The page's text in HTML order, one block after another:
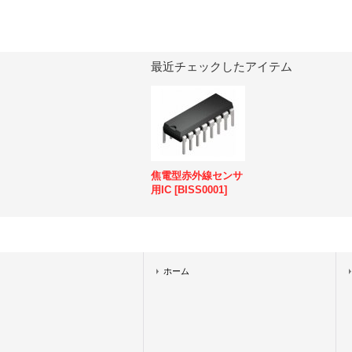
最近チェックしたアイテム
焦電型赤外線センサ
用IC [BISS0001]
ホーム